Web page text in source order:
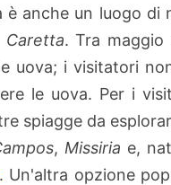
è anche un luogo
Caretta. Tra
uova; i visitatori
le uova. Per i
spiagge da
, Missiria e,
. Un'altra opzione